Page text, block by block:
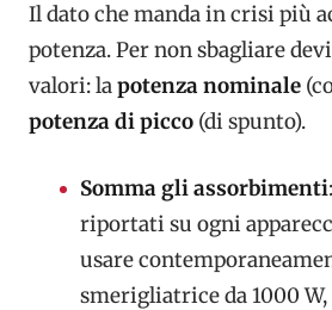
Il dato che manda in crisi più
potenza. Per non sbagliare
valori: lapotenza nominale
potenza di picco (di spunto).
Somma gli assorbimenti
riportati su ogni
usare
smerigliatrice da 1000